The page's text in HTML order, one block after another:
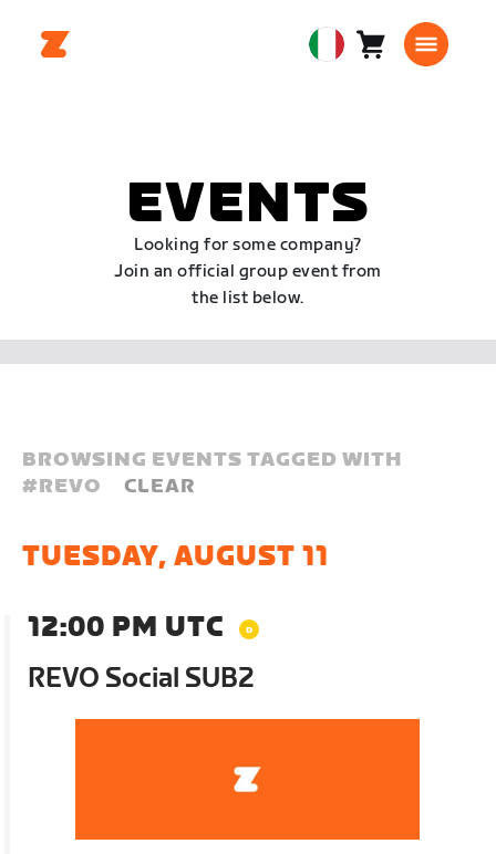
EuropeanCarrello0
EVENTS
Looking for some company?
Join an official group event from
the list below.
BROWSING EVENTS TAGGED WITH
#REVO CLEAR
TUESDAY, AUGUST 11
12:00 PM UTC
REVO Social SUB2